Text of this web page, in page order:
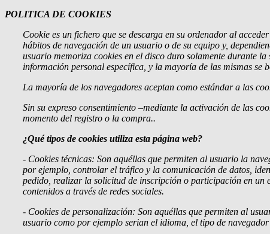
POLITICA DE COOKIES
Cookie es un fichero que se descarga en su ordenador al
hábitos de navegación de un usuario o de su equipo y,
usuario memoriza cookies en el disco duro solamente durante
información personal específica, y la mayoría de las mismas se
La mayoría de los navegadores aceptan como estándar a las
Sin su expreso consentimiento –mediante la activación de las
momento del registro o la compra..
¿Qué tipos de cookies utiliza esta página web?
- Cookies técnicas: Son aquéllas que permiten al usuario la
por ejemplo, controlar el tráfico y la comunicación de datos,
pedido, realizar la solicitud de inscripción o participación en un
contenidos a través de redes sociales.
- Cookies de personalización: Son aquéllas que permiten al
usuario como por ejemplo serian el idioma, el tipo de